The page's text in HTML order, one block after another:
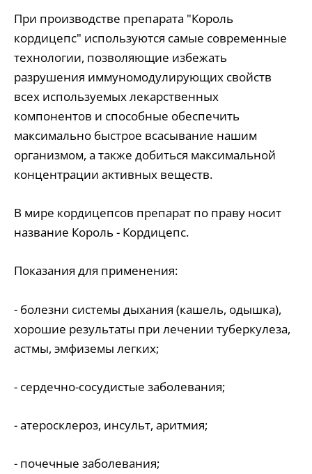
При производстве препарата "Король
кордицепс" используются самые современные
технологии, позволяющие избежать
разрушения иммуномодулирующих свойств
всех используемых лекарственных
компонентов и способные обеспечить
максимально быстрое всасывание нашим
организмом, а также добиться максимальной
концентрации активных веществ.
В мире кордицепсов препарат по праву носит
название Король - Кордицепс.
Показания для применения:
- болезни системы дыхания (кашель, одышка),
хорошие результаты при лечении туберкулеза,
астмы, эмфиземы легких;
- сердечно-сосудистые заболевания;
- атеросклероз, инсульт, аритмия;
- почечные заболевания;